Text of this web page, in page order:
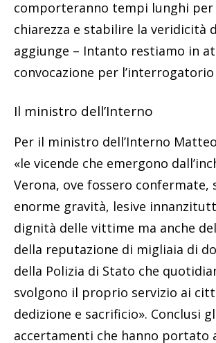
comporteranno tempi lunghi per
chiarezza e stabilire la veridicità
aggiunge – Intanto restiamo in
convocazione per
Il ministro dell’Interno
Per il ministro dell’Interno
«le vicende che emergono
Verona, ove fossero confermate,
enorme gravità, lesive
dignità delle vittime ma anche
della reputazione di migliaia di
della Polizia di Stato che
svolgono il proprio servizio ai
dedizione e sacrificio». Conclusi
accertamenti che hanno portato